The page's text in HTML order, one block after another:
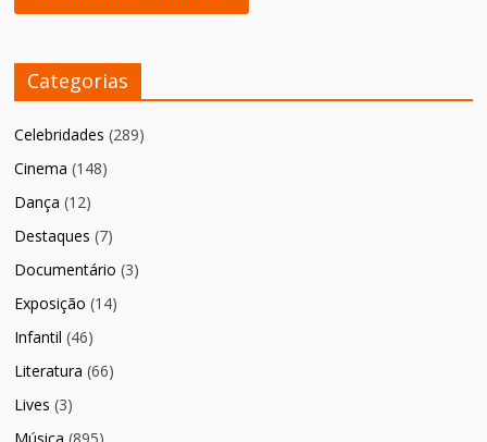
Categorias
Celebridades (289)
Cinema (148)
Dança (12)
Destaques (7)
Documentário (3)
Exposição (14)
Infantil (46)
Literatura (66)
Lives (3)